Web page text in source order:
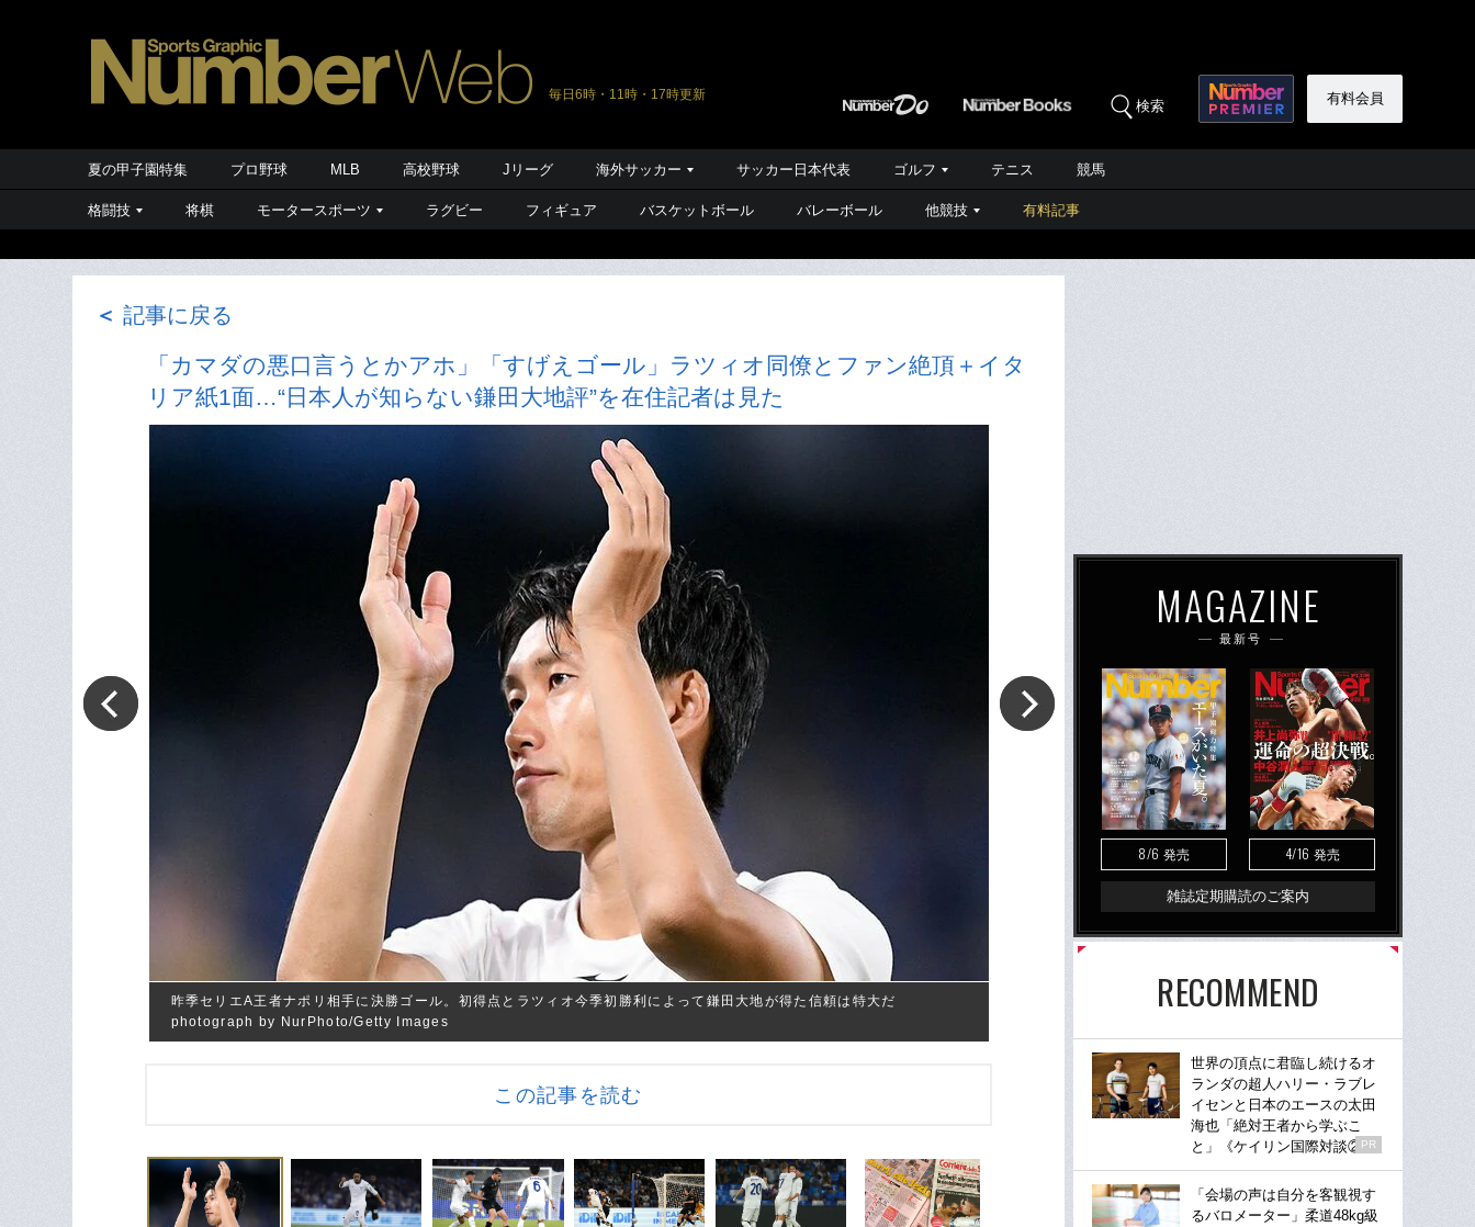
毎日6時・11時・17時更新
検索 有料会員
夏の甲子園特集 プロ野球 MLB 高校野球 Jリーグ 海外サッカー サッカー日本代表 ゴルフ テニス 競馬
格闘技 将棋 モータースポーツ ラグビー フィギュア バスケットボール バレーボール 他競技 有料記事
＜ 記事に戻る
「カマダの悪口言うとかアホ」「すげえゴール」ラツィオ同僚とファン絶頂＋イタ
リア紙1面…“日本人が知らない鎌田大地評”を在住記者は見た
昨季セリエA王者ナポリ相手に決勝ゴール。初得点とラツィオ今季初勝利によって鎌田大地が得た信頼は特大だ
photograph by NurPhoto/Getty Images
この記事を読む
MAGAZINE
最新号
8/6 発売 4/16 発売
雑誌定期購読のご案内
RECOMMEND
世界の頂点に君臨し続けるオ
ランダの超人ハリー・ラブレ
イセンと日本のエースの太田
海也「絶対王者から学ぶこ
と」《ケイリン国際対談②》
PR
「会場の声は自分を客観視す
るバロメーター」柔道48kg級